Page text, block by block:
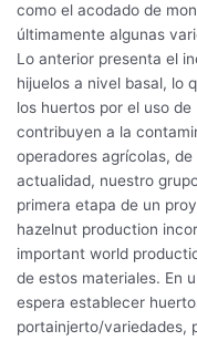
como el acodado de
últimamente algunas
Lo anterior presenta el
hijuelos a nivel basal, lo
los huertos por el uso
contribuyen a la
operadores agrícolas,
actualidad, nuestro
primera etapa de un
hazelnut production
important world
de estos materiales. En
espera establecer
portainjerto/variedades,